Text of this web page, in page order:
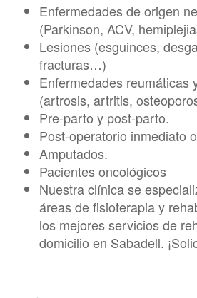
Enfermedades de origen
(Parkinson, ACV,
Lesiones (esguinces,
fracturas…)
Enfermedades reumáticas
(artrosis, artritis,
Pre-parto y post-parto.
Post-operatorio inmediato
Amputados.
Pacientes oncológicos
Nuestra clínica se
áreas de fisioterapia y
los mejores servicios de
domicilio en Sabadell.